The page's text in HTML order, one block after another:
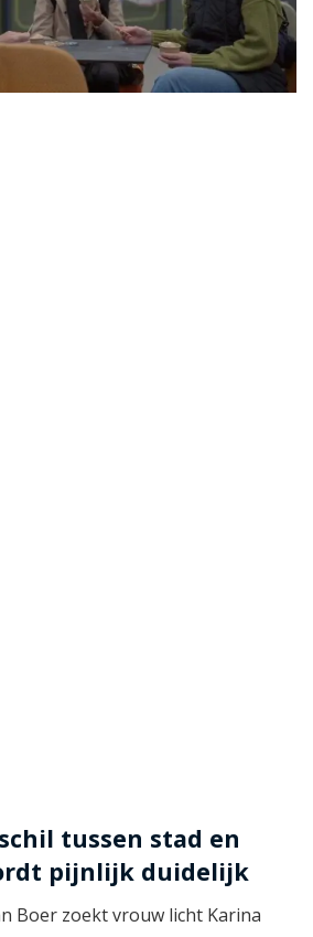
tussen stad en
pijnlijk duidelijk
Boer zoekt vrouw licht Karina